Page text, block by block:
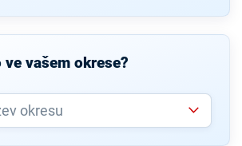
vašem okrese?